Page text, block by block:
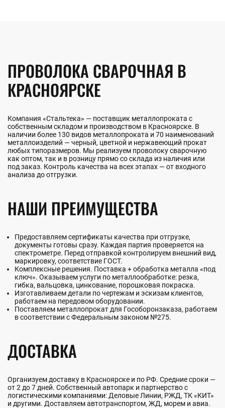
ПРОВОЛОКА СВАРОЧНАЯ В
КРАСНОЯРСКЕ
Компания «Стальтека» — поставщик металлопроката с
собственным складом и производством в Красноярске. В
наличии более 130 видов металлопроката и 70 наименований
металлоизделий — черный, цветной и нержавеющий прокат
любых типоразмеров. Мы реализуем проволоку сварочную
как оптом, так и в розницу прямо со склада из наличия или
под заказ. Контроль качества на всех этапах — от входного
анализа до отгрузки.
НАШИ ПРЕИМУЩЕСТВА
Предоставляем сертификаты качества при отгрузке,
документы готовы сразу. Каждая партия проверяется на
спектрометре. Перед отправкой контролируем внешний вид,
маркировку, соответствие ГОСТ.
Комплексные решения. Поставка + обработка металла «под
ключ». Оказываем услуги по металлообработке: резка,
гибка, вальцовка, цинкование, порошковая покраска.
Изготавливаем детали по чертежам и эскизам клиентов,
работаем на передовом оборудовании.
Поставляем металлопрокат для Гособоронзаказа, работаем
в соответствии с Федеральным законом №275.
ДОСТАВКА
Организуем доставку в Красноярске и по РФ. Средние сроки —
от 2 до 7 дней. Собственный автопарк и партнерство с
логистическими компаниями: Деловые Линии, РЖД, ТК «КИТ»
и другими. Доставляем автотранспортом, ЖД, морем и авиа.